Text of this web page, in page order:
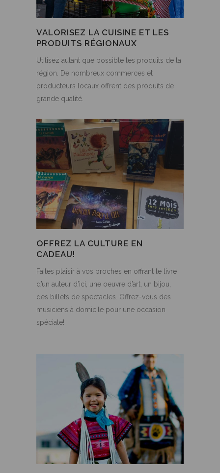
VALORISEZ LA CUISINE ET LES
PRODUITS RÉGIONAUX
Utilisez autant que possible les produits de la
région. De nombreux commerces et
producteurs locaux offrent des produits de
grande qualité.
OFFREZ LA CULTURE EN
CADEAU!
Faites plaisir à vos proches en offrant le livre
d’un auteur d’ici, une oeuvre d’art, un bijou,
des billets de spectacles. Offrez-vous des
musiciens à domicile pour une occasion
spéciale!